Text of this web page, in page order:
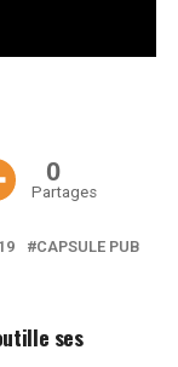
0
Partages
CAPSULE PUB
ses